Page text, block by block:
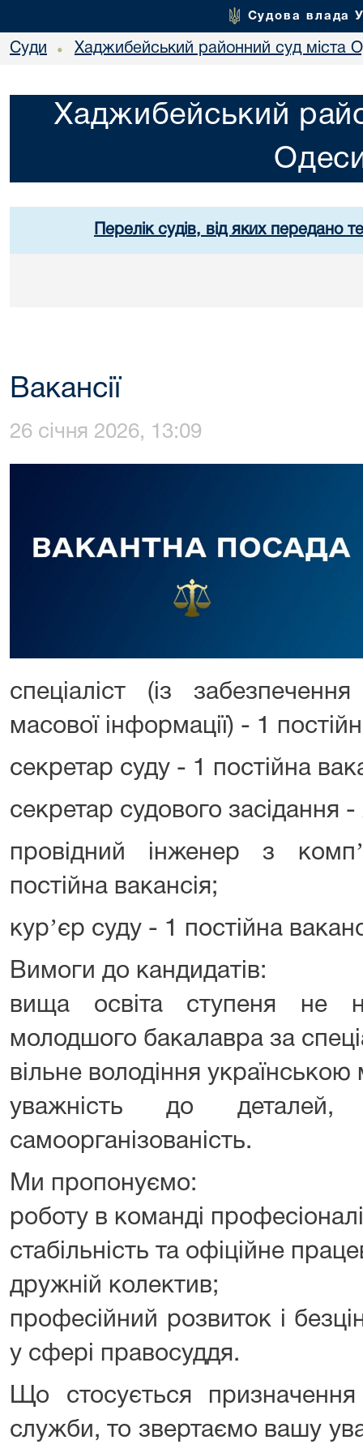
Судова влада
Суди • Хаджибейський районний суд міста
Хаджибейський
Перелік судів, від яких передано
Вакансії
26 січня 2026, 13:09
спеціаліст (із
масової інформації) - 1
секретар суду - 1 постійна
секретар судового засідання -
провідний інженер з
постійна вакансія;
курʼєр суду - 1 постійна
Вимоги до кандидатів:
вища освіта ступеня не
молодшого бакалавра за
вільне володіння
уважність до деталей,
самоорганізованість.
Ми пропонуємо:
роботу в команді
стабільність та офіційне
дружній колектив;
професійний розвиток і
у сфері правосуддя.
Що стосується
служби, то звертаємо вашу